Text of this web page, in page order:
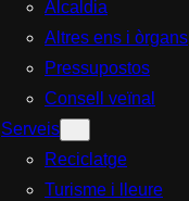
Alcaldia
Altres ens i òrgans
Pressupostos
Consell veïnal
Serveis
Reciclatge
Turisme i lleure